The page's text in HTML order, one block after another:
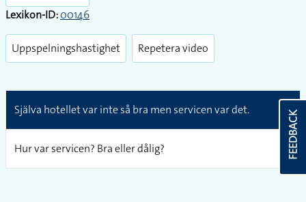
Lexikon-ID:00146
Uppspelningshastighet Repetera video
Själva hotellet var inte så bra men servicen var det.
Hur var servicen? Bra eller dålig? FEEDBACK